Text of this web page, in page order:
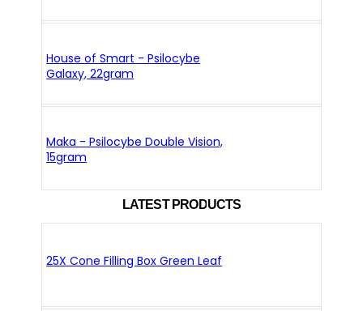
House of Smart - Psilocybe
Galaxy, 22gram
Maka - Psilocybe Double Vision,
15gram
LATEST PRODUCTS
25X Cone Filling Box Green Leaf